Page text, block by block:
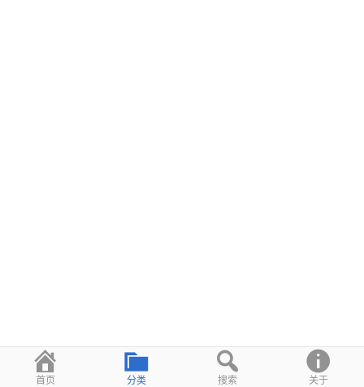
首页 分类 搜索 关于